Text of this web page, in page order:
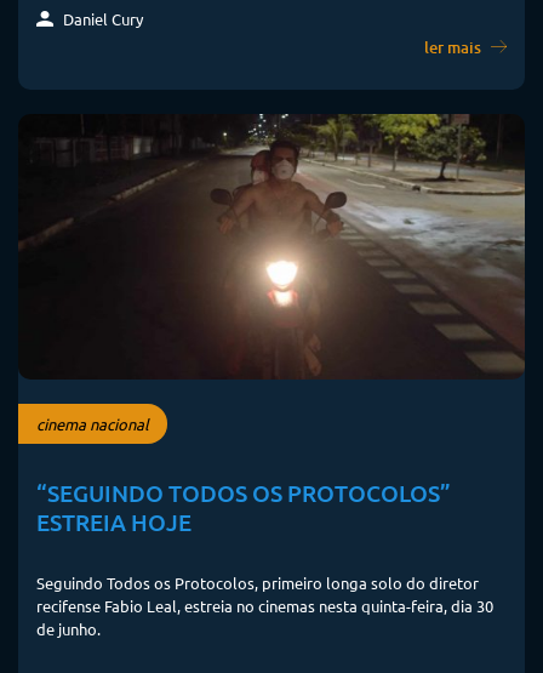
Daniel Cury
ler mais
cinema nacional
“SEGUINDO TODOS OS PROTOCOLOS”
ESTREIA HOJE
Seguindo Todos os Protocolos, primeiro longa solo do diretor
recifense Fabio Leal, estreia no cinemas nesta quinta-feira, dia 30
de junho.